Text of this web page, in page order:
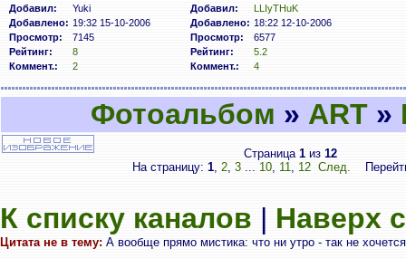
Добавил:
Yuki
Добавлено: 19:32 15-10-2006
Просмотр:
7145
Рейтинг:
8
Коммент.:
2
Добавил:
LLIyTHuK
Добавлено: 18:22 12-10-2006
Просмотр:
6577
Рейтинг:
5.2
Коммент.:
4
Фотоальбом » ART »
Страница 1 из 12
На страницу: 1, 2, 3 ... 10, 11, 12 След.
К списку каналов | Наверх
Цитата не в тему: А вообще прямо мистика: что ни утро - так не